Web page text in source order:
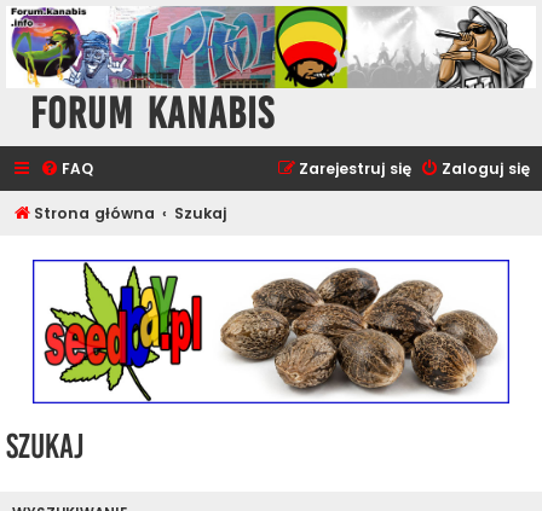
Forum Kanabis
FAQ Zaloguj się
Zarejestruj się
Strona główna Szukaj
Szukaj